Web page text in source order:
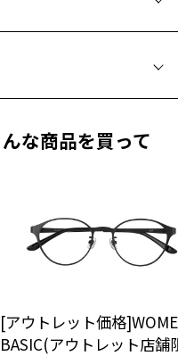
金を知りたい方へ
証
証期間は初期の期間から
券」をお選びのうえ、
買い求めください。
ンズ交換券」はお選び
入して、
な商品を買って
[アウトレット価格
BASIC(アウトレット店舗